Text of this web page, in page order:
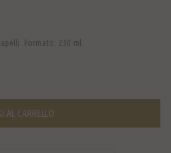
Formato: 250 ml
AL CARRELLO